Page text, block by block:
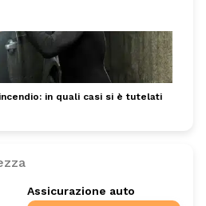
in quali casi si è tutelati
Assicurazione auto